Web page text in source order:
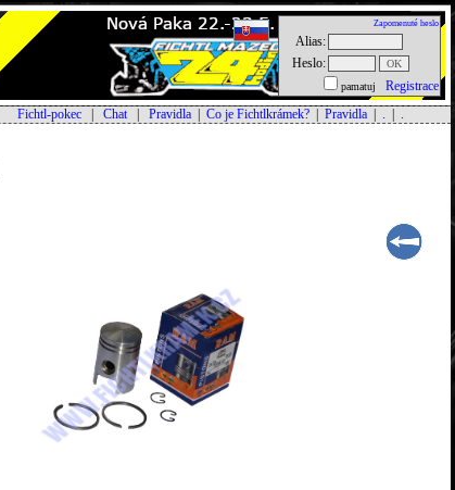
Zapomenuté heslo
Alias:
Heslo:
pamatuj
Registrace
Fichtl-pokec Chat| Pravidla Co je Fichtlkrámek? Pravidla . .